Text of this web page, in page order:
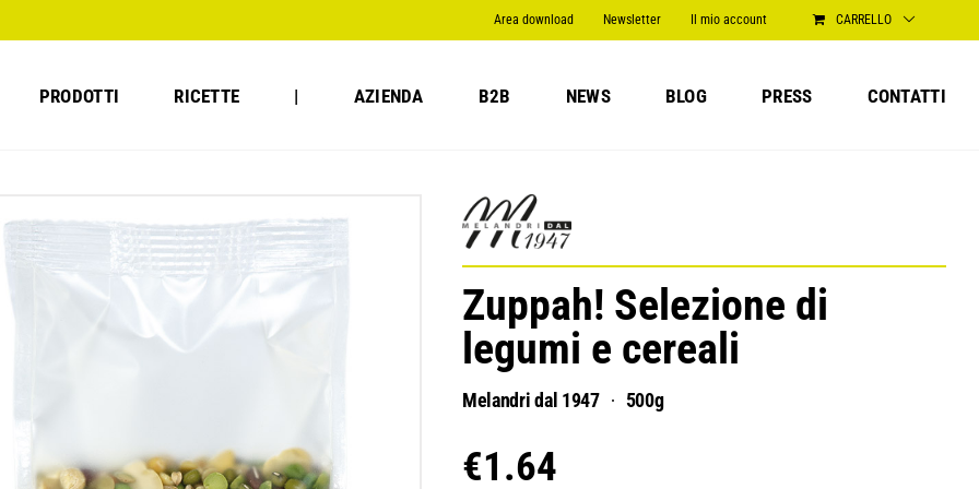
Area download Newsletter Il mio account CARRELLO
PRODOTTI RICETTE | AZIENDA B2B NEWS BLOG PRESS CONTATTI
Zuppah! Selezione di
legumi e cereali
Melandri dal 1947 500g
€1.64